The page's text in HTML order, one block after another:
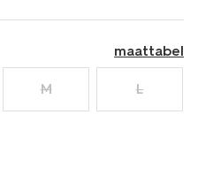
maattabel
M L